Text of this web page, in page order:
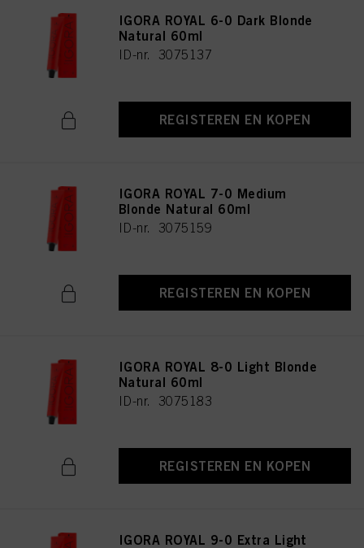
IGORA ROYAL 6-0 Dark Blonde
Natural 60ml
ID-nr. 3075137
REGISTEREN EN KOPEN
IGORA ROYAL 7-0 Medium
Blonde Natural 60ml
ID-nr. 3075159
REGISTEREN EN KOPEN
IGORA ROYAL 8-0 Light Blonde
Natural 60ml
ID-nr. 3075183
REGISTEREN EN KOPEN
IGORA ROYAL 9-0 Extra Light